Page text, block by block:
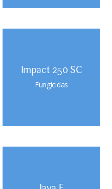
Impact 250 SC
Fungicidas